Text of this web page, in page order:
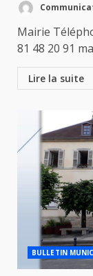
Mairie
81 48 20 91
Lire la suite
BULLETIN